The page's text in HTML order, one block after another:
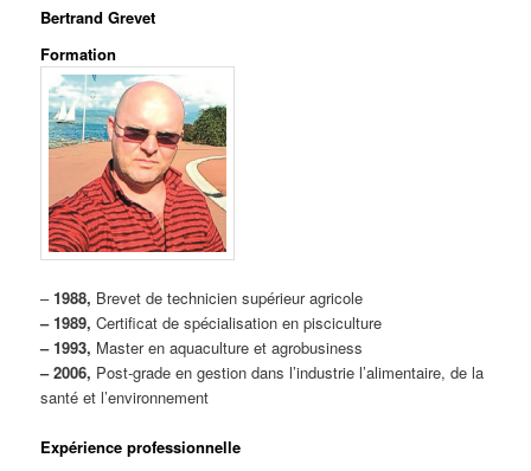
Bertrand Grevet
Formation
–1988, Brevet de technicien supérieur agricole
– 1989, Certificat de spécialisation en pisciculture
– 1993, Master en aquaculture et agrobusiness
– 2006, Post-grade en gestion dans l’industrie l’alimentaire, de la
santé et l’environnement
Expérience professionnelle